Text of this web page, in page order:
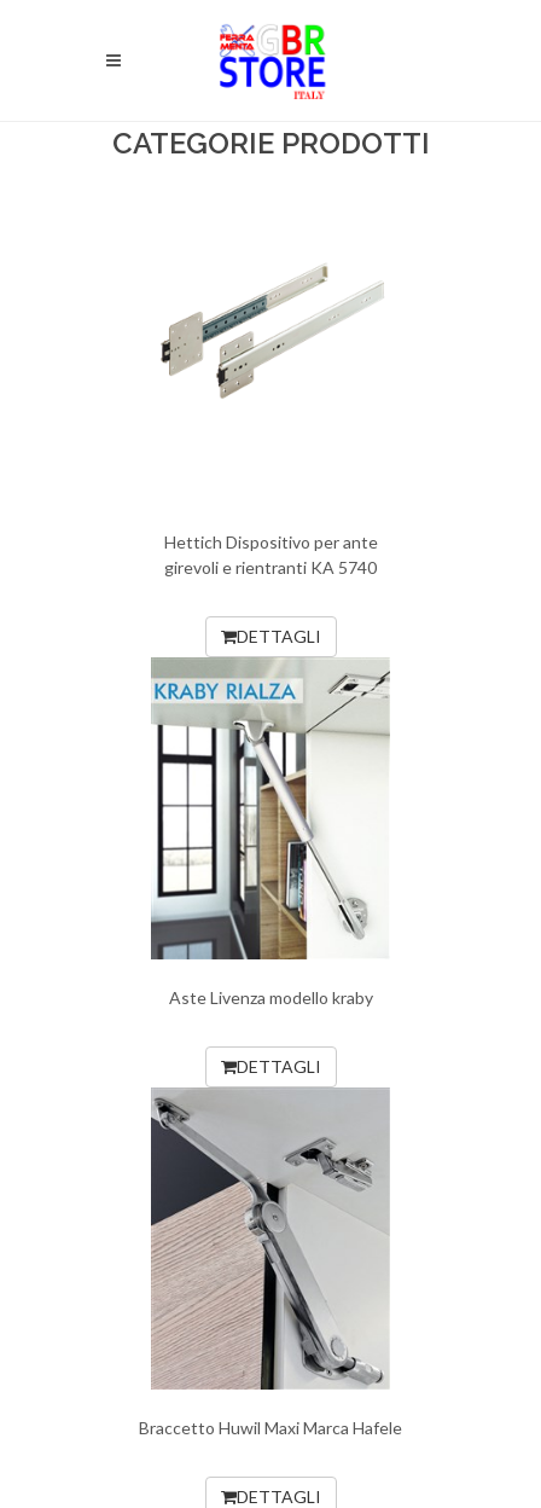
CATEGORIE PRODOTTI
Hettich Dispositivo per ante
girevoli e rientranti KA 5740
DETTAGLI
Aste Livenza modello kraby
DETTAGLI
Braccetto Huwil Maxi Marca Hafele
DETTAGLI